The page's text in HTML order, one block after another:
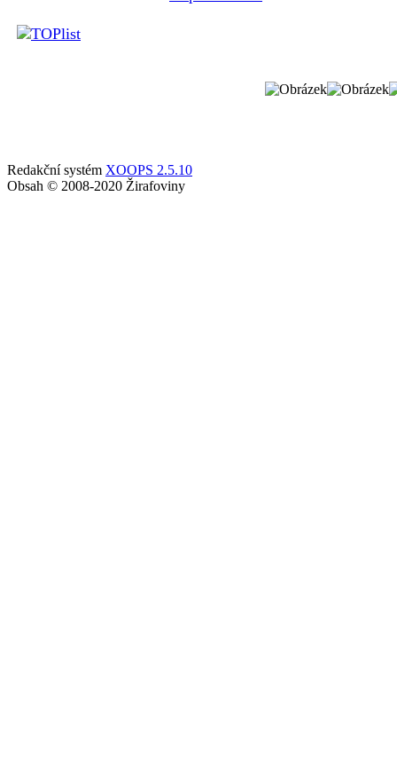
Redakční systém XOOPS 2.5.10
Obsah © 2008-2020 Žirafoviny